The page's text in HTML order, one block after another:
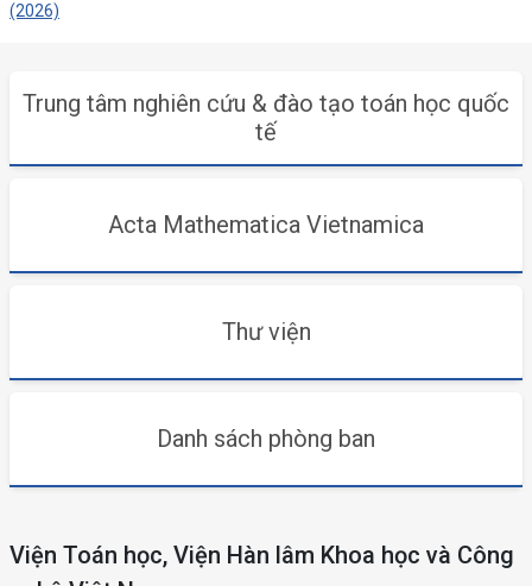
(2026)
Trung tâm nghiên cứu & đào tạo toán học quốc
tế
Acta Mathematica Vietnamica
Thư viện
Danh sách phòng ban
Viện Toán học, Viện Hàn lâm Khoa học và Công